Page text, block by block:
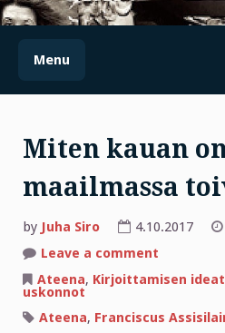
Menu
Miten kauan
maailmassa
by Juha Siro 4.10.2017
Leave a comment
kauan
toivoa?
Ateena, Kirjoittamisen ideat
uskonnot
Ateena, Franciscus